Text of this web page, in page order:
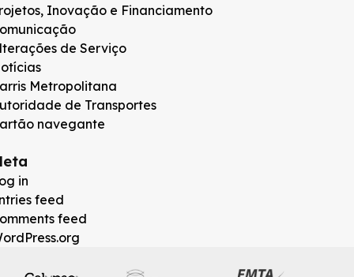
Inovação e Financiamento
de Serviço
Metropolitana
de Transportes
navegante
in
feed
feed